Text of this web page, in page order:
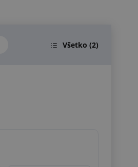
Všetko (2)